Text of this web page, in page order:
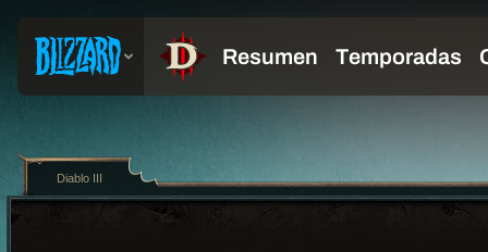
Diablo III